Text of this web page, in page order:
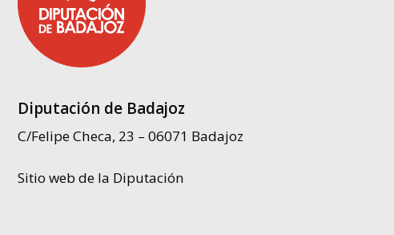
Diputación de Badajoz
C/Felipe Checa, 23 – 06071 Badajoz
Sitio web de la Diputación